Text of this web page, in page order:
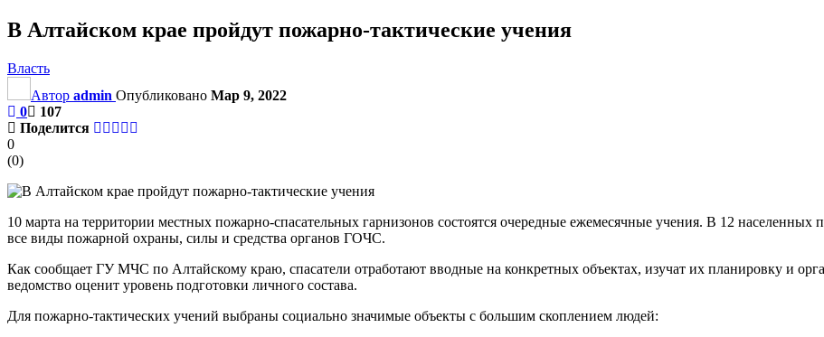
В Алтайском крае пройдут пожарно-тактические учения
Власть
Автор admin Опубликовано Мар 9, 2022
0
107
Поделится
0
(0)
10 марта на территории местных пожарно-спасательных гарнизонов состоятся очередные ежемесячные учения. В 12
все виды пожарной охраны, силы и средства органов ГОЧС.
Как сообщает ГУ МЧС по Алтайскому краю, спасатели отработают вводные на конкретных объектах, изучат их планировку и
ведомство оценит уровень подготовки личного состава.
Для пожарно-тактических учений выбраны социально значимые объекты с большим скоплением людей: